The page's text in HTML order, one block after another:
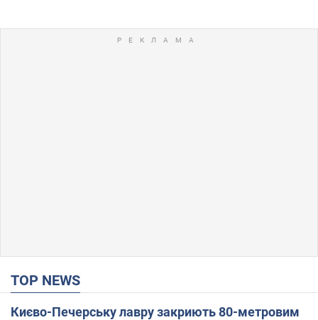
TOP NEWS
Києво-Печерську лавру закриють 80-метровим